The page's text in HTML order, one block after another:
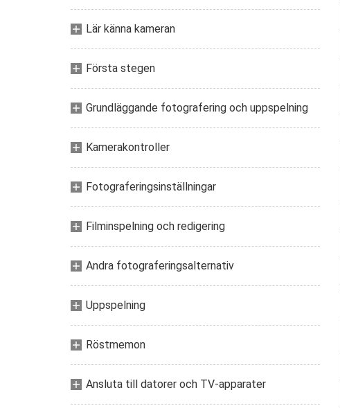
Lär känna kameran
Första stegen
Grundläggande fotografering och uppspelning
Kamerakontroller
Fotograferingsinställningar
Filminspelning och redigering
Andra fotograferingsalternativ
Uppspelning
Röstmemon
Ansluta till datorer och TV-apparater